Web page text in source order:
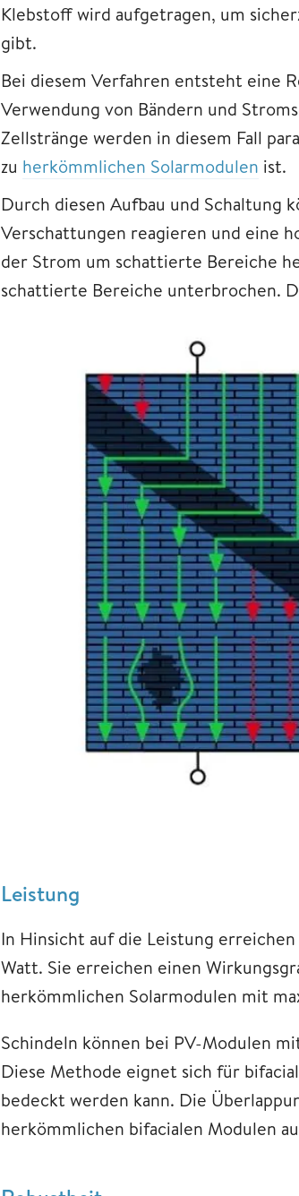
Klebstoff wird aufgetragen, um
gibt.
Bei diesem Verfahren entsteht eine
Verwendung von Bändern und
Zellstränge werden in diesem Fall
zu herkömmlichen Solarmodulen ist.
Durch diesen Aufbau und Schaltung
Verschattungen reagieren und eine
der Strom um schattierte Bereiche
schattierte Bereiche unterbrochen.
Leistung
In Hinsicht auf die Leistung
Watt. Sie erreichen einen
herkömmlichen Solarmodulen mit
Schindeln können bei PV-Modulen
Diese Methode eignet sich für
bedeckt werden kann. Die
herkömmlichen bifacialen Modulen